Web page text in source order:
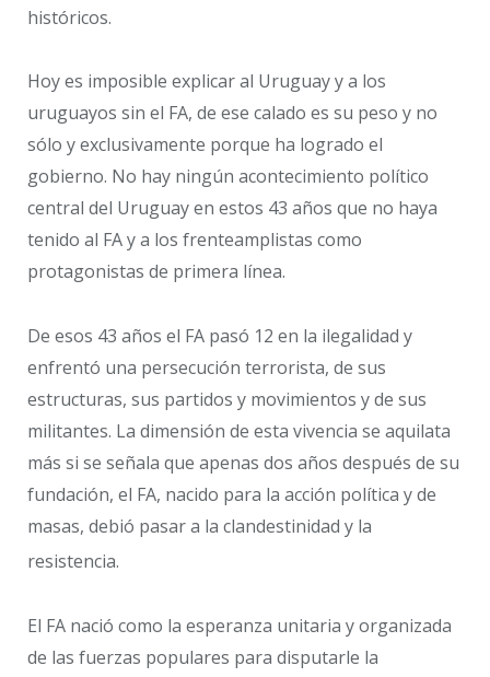
históricos.
Hoy es imposible explicar al Uruguay y a los
uruguayos sin el FA, de ese calado es su peso y no
sólo y exclusivamente porque ha logrado el
gobierno. No hay ningún acontecimiento político
central del Uruguay en estos 43 años que no haya
tenido al FA y a los frenteamplistas como
protagonistas de primera línea.
De esos 43 años el FA pasó 12 en la ilegalidad y
enfrentó una persecución terrorista, de sus
estructuras, sus partidos y movimientos y de sus
militantes. La dimensión de esta vivencia se aquilata
más si se señala que apenas dos años después de su
fundación, el FA, nacido para la acción política y de
masas, debió pasar a la clandestinidad y la
resistencia.
El FA nació como la esperanza unitaria y organizada
de las fuerzas populares para disputarle la